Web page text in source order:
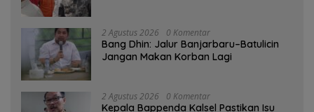
2 Agustus 2026 0 Komentar
Bang Dhin: Jalur Banjarbaru–Batulicin
Jangan Makan Korban Lagi
2 Agustus 2026 0 Komentar
Kepala Bappenda Kalsel Pastikan Isu